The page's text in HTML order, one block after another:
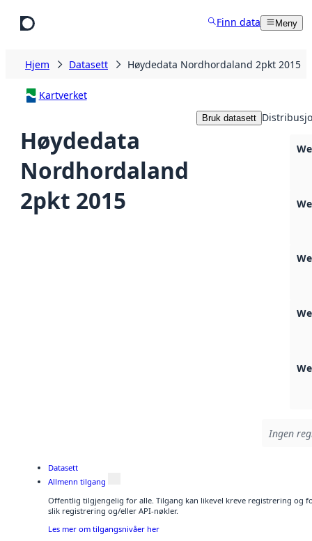
Finn data Meny
Hjem Datasett Høydedata Nordhordaland 2pkt 2015
Kartverket
Høydedata
Nordhordaland
2pkt 2015
Bruk datasett
Ingen
Datasett
Allmenn tilgang
Offentlig tilgjengelig for alle. Tilgang kan likevel kreve registrering og
slik registrering og/eller API-nøkler.
Les mer om tilgangsnivåer her